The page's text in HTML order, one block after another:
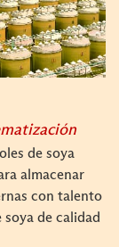
de soya
almacenar
con talento
de calidad